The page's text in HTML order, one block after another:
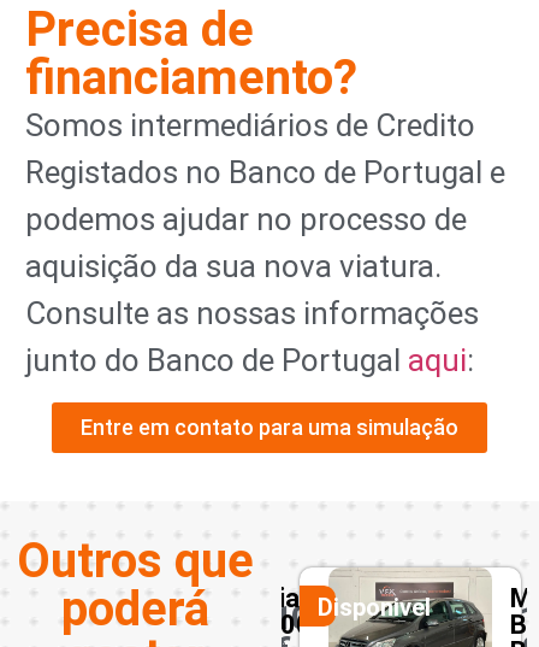
Precisa de
financiamento?
Somos intermediários de Credito
Registados no Banco de Portugal e
podemos ajudar no processo de
aquisição da sua nova viatura.
Consulte as nossas informações
junto do Banco de Portugal aqui:
Entre em contato para uma simulação
Outros que
poderá
Disponivel
Fiat
500C
10950Disponivel